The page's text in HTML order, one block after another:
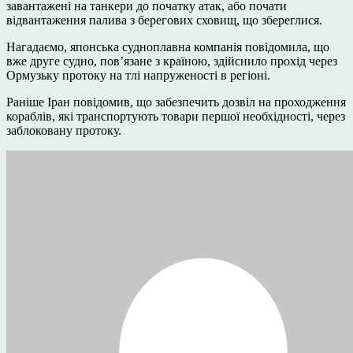
завантажені на танкери до початку атак, або почати
відвантаження палива з берегових сховищ, що збереглися.
Нагадаємо, японська судноплавна компанія повідомила, що
вже друге судно, пов’язане з країною, здійснило прохід через
Ормузьку протоку на тлі напруженості в регіоні.
Раніше Іран повідомив, що забезпечить дозвіл на проходження
кораблів, які транспортують товари першої необхідності, через
заблоковану протоку.